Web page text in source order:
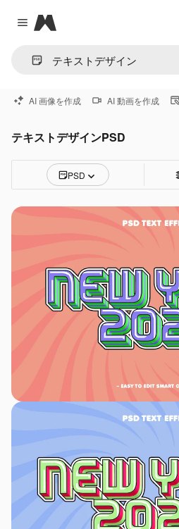
Close menu
Magnific
AI 画像を作成 AI 動画を作成
テキストデザインPSD
PSD